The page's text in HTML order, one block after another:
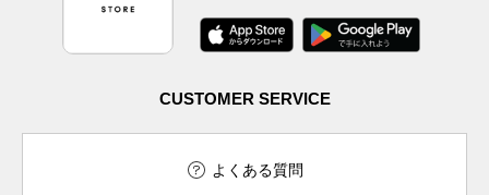
CUSTOMER SERVICE
よくある質問